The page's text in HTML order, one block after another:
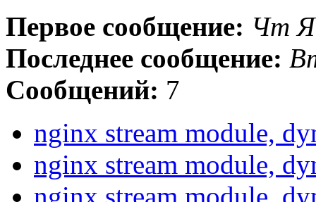
Первое сообщение: Чт
Последнее сообщение:
Сообщений: 7
nginx stream module,
nginx stream module,